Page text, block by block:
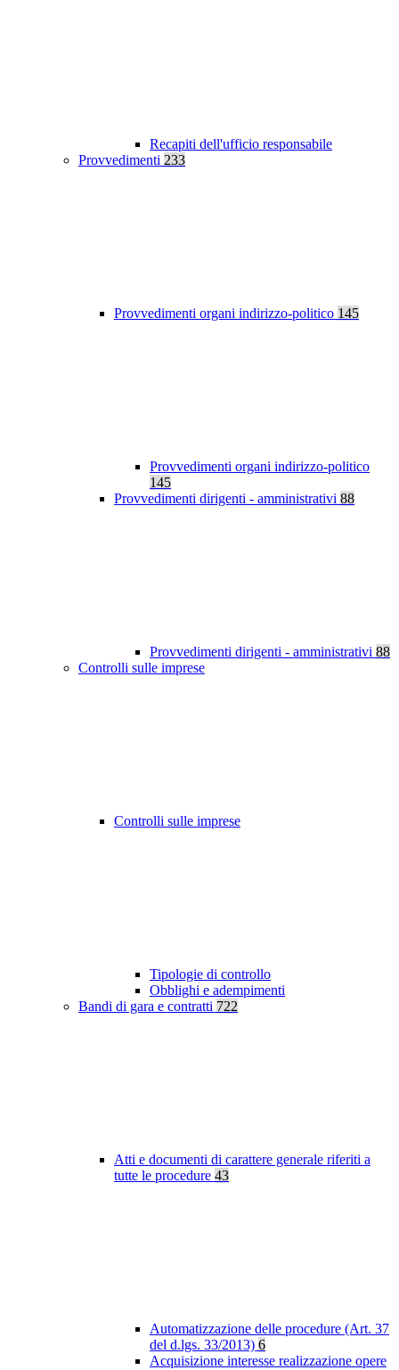
Recapiti dell'ufficio responsabile
Provvedimenti 233
Provvedimenti organi indirizzo-politico 145
Provvedimenti organi indirizzo-politico
145
Provvedimenti dirigenti - amministrativi 88
Provvedimenti dirigenti - amministrativi 88
Controlli sulle imprese
Controlli sulle imprese
Tipologie di controllo
Obblighi e adempimenti
Bandi di gara e contratti 722
Atti e documenti di carattere generale riferiti a
tutte le procedure 43
Automatizzazione delle procedure (Art. 37
del d.lgs. 33/2013) 6
Acquisizione interesse realizzazione opere